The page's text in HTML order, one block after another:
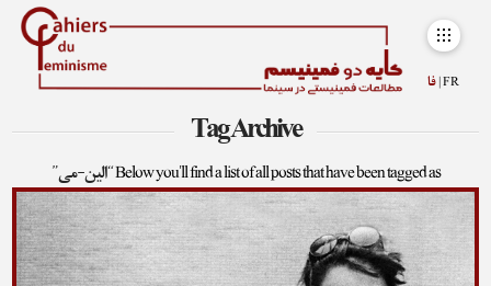
FR | فا
Tag Archive
Below you'll find a list of all posts that have been tagged as“الین-می”